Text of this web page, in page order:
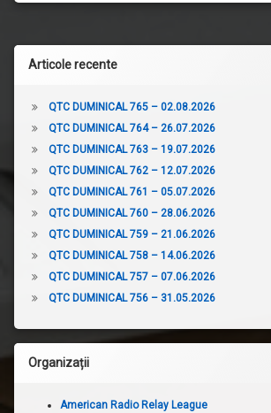
Articole recente
QTC DUMINICAL 765 – 02.08.2026
QTC DUMINICAL 764 – 26.07.2026
QTC DUMINICAL 763 – 19.07.2026
QTC DUMINICAL 762 – 12.07.2026
QTC DUMINICAL 761 – 05.07.2026
QTC DUMINICAL 760 – 28.06.2026
QTC DUMINICAL 759 – 21.06.2026
QTC DUMINICAL 758 – 14.06.2026
QTC DUMINICAL 757 – 07.06.2026
QTC DUMINICAL 756 – 31.05.2026
Organizații
American Radio Relay League